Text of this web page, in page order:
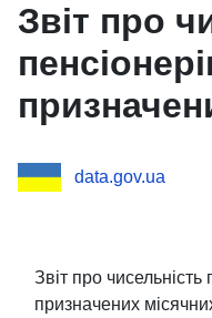
Звіт про
data.gov.ua
Звіт про чисельність
призначених